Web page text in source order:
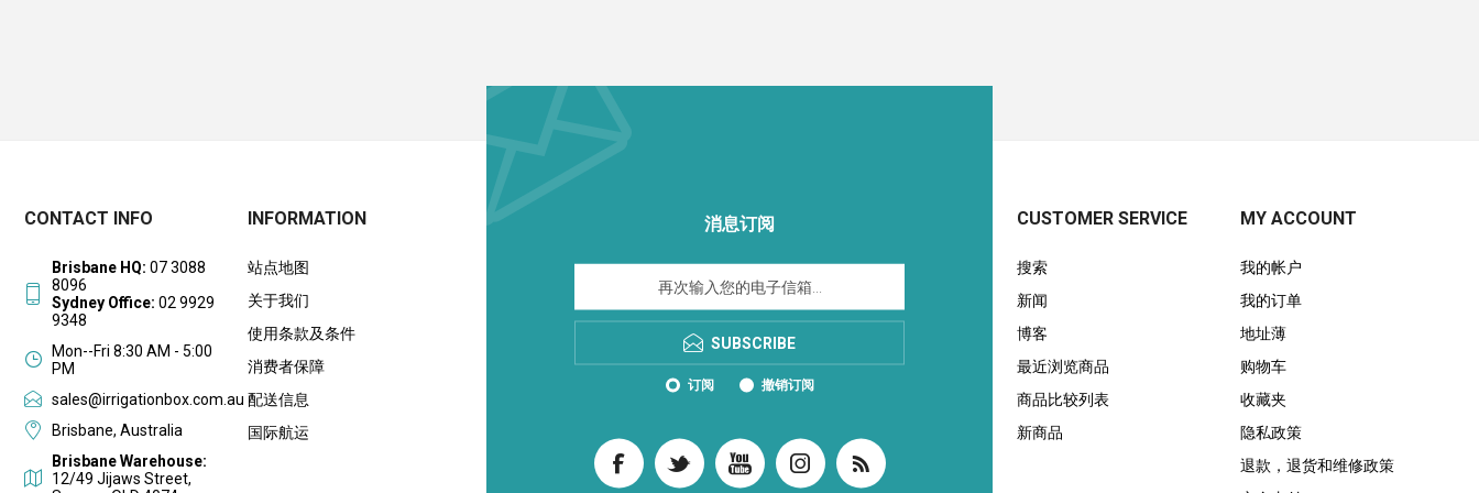
消息订阅
SUBSCRIBE
订阅 撤销订阅
CONTACT INFO
Brisbane HQ: 07 3088
8096
Sydney Office: 02 9929
9348
Mon--Fri 8:30 AM - 5:00
PM
sales@irrigationbox.com.au
Brisbane, Australia
Brisbane Warehouse:
12/49 Jijaws Street,
INFORMATION
站点地图
关于我们
使用条款及条件
消费者保障
配送信息
国际航运
CUSTOMER SERVICE
搜索
新闻
博客
最近浏览商品
商品比较列表
新商品
MY ACCOUNT
我的帐户
我的订单
地址薄
购物车
收藏夹
隐私政策
退款，退货和维修政策